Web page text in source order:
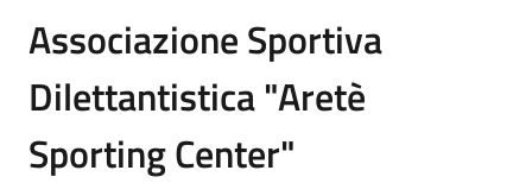
Associazione Sportiva
Dilettantistica "Aretè
Sporting Center"